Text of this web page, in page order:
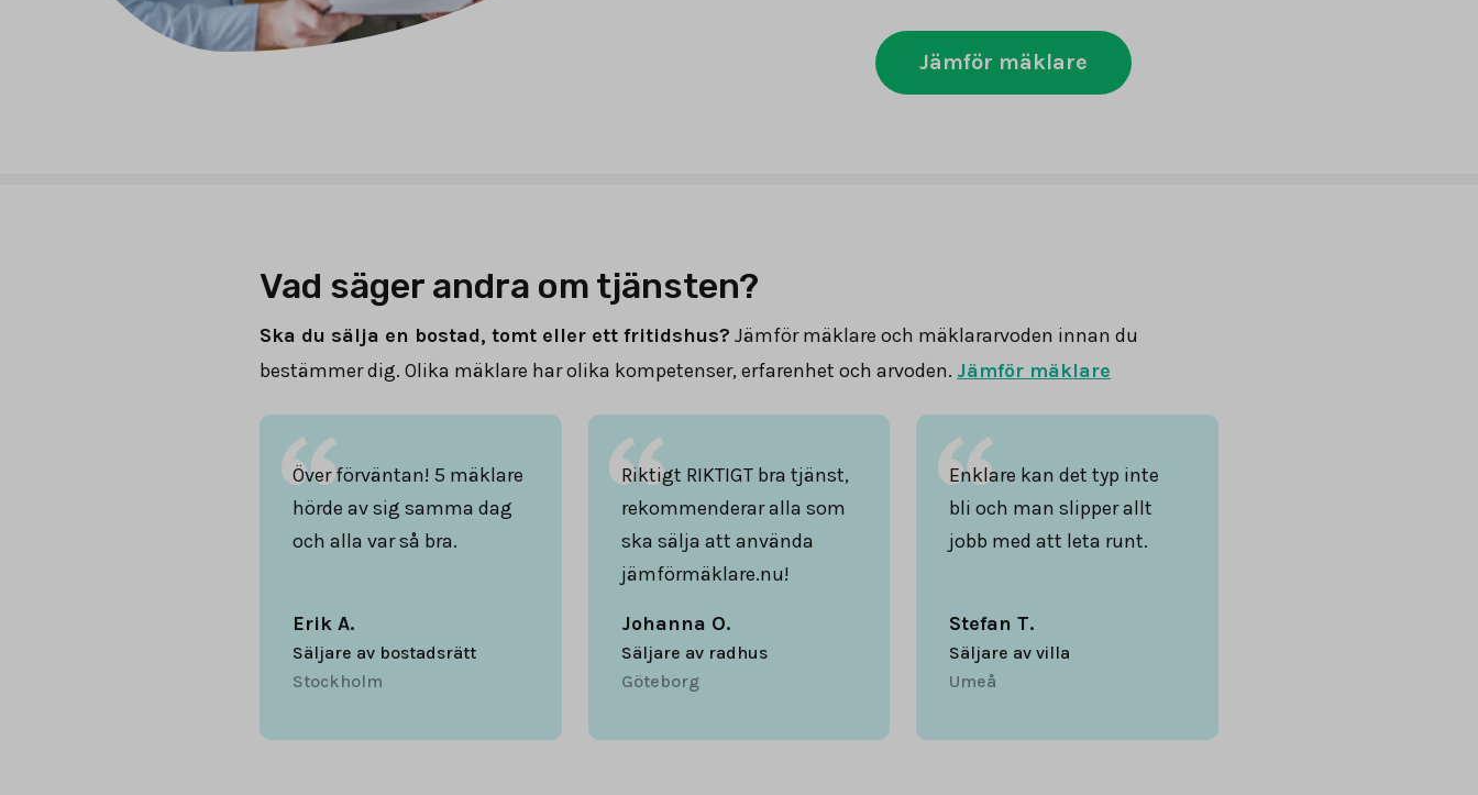
Jämför mäklare
Vad säger andra om tjänsten?
Ska du sälja en bostad, tomt eller ett fritidshus? Jämför mäklare och mäklararvoden innan du
bestämmer dig. Olika mäklare har olika kompetenser, erfarenhet och arvoden. Jämför mäklare
Över förväntan! 5 mäklare
hörde av sig samma dag
och alla var så bra.
Erik A.
Säljare av bostadsrätt
Stockholm
Riktigt RIKTIGT bra tjänst,
rekommenderar alla som
ska sälja att använda
jämförmäklare.nu!
Johanna O.
Säljare av radhus
Göteborg
Enklare kan det typ inte
bli och man slipper allt
jobb med att leta runt.
Stefan T.
Säljare av villa
Umeå